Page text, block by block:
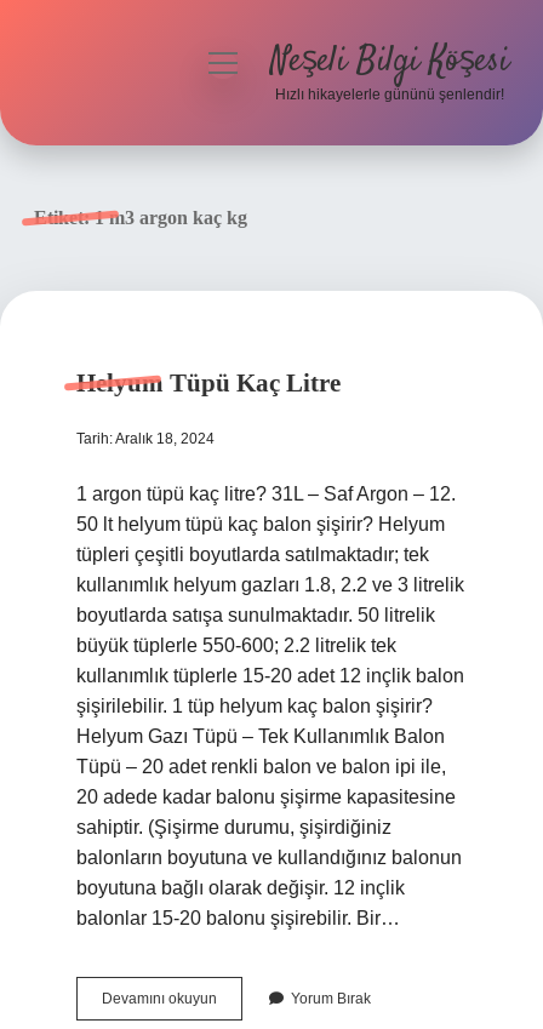
menüyüNeşeli Bilgi Köşesi
Hızlı hikayelerle gününü şenlendir!
Etiket:1 m3 argon kaç kg
Helyum Tüpü Kaç Litre
Tarih: Aralık 18, 2024
1 argon tüpü kaç litre? 31L – Saf Argon – 12.
50 lt helyum tüpü kaç balon şişirir? Helyum
tüpleri çeşitli boyutlarda satılmaktadır; tek
kullanımlık helyum gazları 1.8, 2.2 ve 3 litrelik
boyutlarda satışa sunulmaktadır. 50 litrelik
büyük tüplerle 550-600; 2.2 litrelik tek
kullanımlık tüplerle 15-20 adet 12 inçlik balon
şişirilebilir. 1 tüp helyum kaç balon şişirir?
Helyum Gazı Tüpü – Tek Kullanımlık Balon
Tüpü – 20 adet renkli balon ve balon ipi ile,
20 adede kadar balonu şişirme kapasitesine
sahiptir. (Şişirme durumu, şişirdiğiniz
balonların boyutuna ve kullandığınız balonun
boyutuna bağlı olarak değişir. 12 inçlik
balonlar 15-20 balonu şişirebilir. Bir…
Devamını okuyun
Tüpü
Yorum Bırak